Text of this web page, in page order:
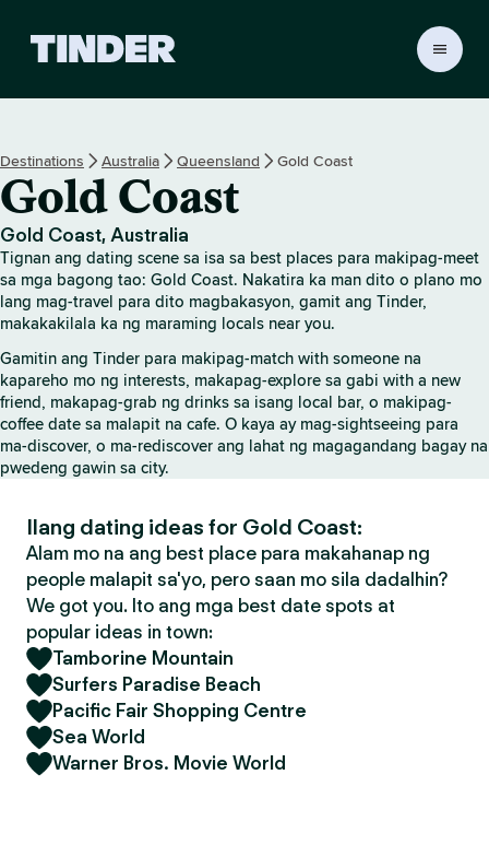
r
H
o
m
e
Destinations Australia Queensland Gold Coast
Gold Coast
Gold Coast, Australia
Tignan ang dating scene sa isa sa best places para makipag-meet
sa mga bagong tao: Gold Coast. Nakatira ka man dito o plano mo
lang mag-travel para dito magbakasyon, gamit ang Tinder,
makakakilala ka ng maraming locals near you.
Gamitin ang Tinder para makipag-match with someone na
kapareho mo ng interests, makapag-explore sa gabi with a new
friend, makapag-grab ng drinks sa isang local bar, o makipag-
coffee date sa malapit na cafe. O kaya ay mag-sightseeing para
ma-discover, o ma-rediscover ang lahat ng magagandang bagay na
pwedeng gawin sa city.
Ilang dating ideas for Gold Coast:
Alam mo na ang best place para makahanap ng
people malapit sa'yo, pero saan mo sila dadalhin?
We got you. Ito ang mga best date spots at
popular ideas in town:
Tamborine Mountain
Surfers Paradise Beach
Pacific Fair Shopping Centre
Sea World
Warner Bros. Movie World